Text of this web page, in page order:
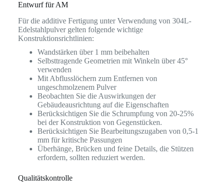
Entwurf für AM
Für die additive Fertigung unter Verwendung von 304L-
Edelstahlpulver gelten folgende wichtige
Konstruktionsrichtlinien:
Wandstärken über 1 mm beibehalten
Selbsttragende Geometrien mit Winkeln über 45°
verwenden
Mit Abflusslöchern zum Entfernen von
ungeschmolzenem Pulver
Beobachten Sie die Auswirkungen der
Gebäudeausrichtung auf die Eigenschaften
Berücksichtigen Sie die Schrumpfung von 20-25%
bei der Konstruktion von Gegenstücken.
Berücksichtigen Sie Bearbeitungszugaben von 0,5-1
mm für kritische Passungen
Überhänge, Brücken und feine Details, die Stützen
erfordern, sollten reduziert werden.
Qualitätskontrolle